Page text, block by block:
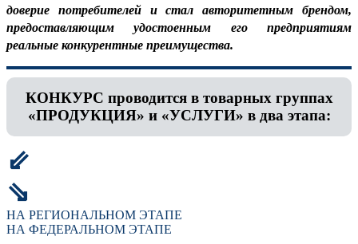
доверие потребителей и стал авторитетным брендом,
предоставляющим удостоенным его предприятиям
реальные конкурентные преимущества.
КОНКУРС проводится в товарных группах
«ПРОДУКЦИЯ» и «УСЛУГИ» в два этапа:
⇙
⇘
НА РЕГИОНАЛЬНОМ ЭТАПЕ
НА ФЕДЕРАЛЬНОМ ЭТАПЕ